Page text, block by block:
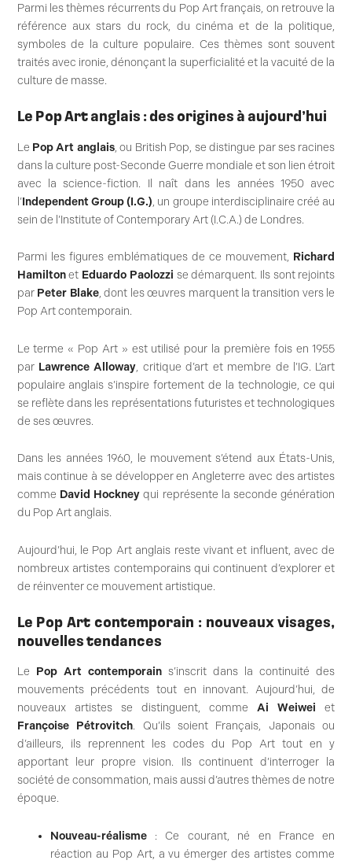
Parmi les thèmes récurrents du Pop Art français, on retrouve la
référence aux stars du rock, du cinéma et de la politique,
symboles de la culture populaire. Ces thèmes sont souvent
traités avec ironie, dénonçant la superficialité et la vacuité de la
culture de masse.
Le Pop Art anglais : des origines à aujourd’hui
Le Pop Art anglais, ou British Pop, se distingue par ses racines
dans la culture post-Seconde Guerre mondiale et son lien étroit
avec la science-fiction. Il naît dans les années 1950 avec
l’Independent Group (I.G.), un groupe interdisciplinaire créé au
sein de l’Institute of Contemporary Art (I.C.A.) de Londres.
Parmi les figures emblématiques de ce mouvement, Richard
Hamiltonet Eduardo Paolozzi se démarquent. Ils sont rejoints
par Peter Blake, dont les œuvres marquent la transition vers le
Pop Art contemporain.
Le terme « Pop Art » est utilisé pour la première fois en 1955
par Lawrence Alloway, critique d’art et membre de l’IG. L’art
populaire anglais s’inspire fortement de la technologie, ce qui
se reflète dans les représentations futuristes et technologiques
de ses œuvres.
Dans les années 1960, le mouvement s’étend aux États-Unis,
mais continue à se développer en Angleterre avec des artistes
comme David Hockney qui représente la seconde génération
du Pop Art anglais.
Aujourd’hui, le Pop Art anglais reste vivant et influent, avec de
nombreux artistes contemporains qui continuent d’explorer et
de réinventer ce mouvement artistique.
Le Pop Art contemporain : nouveaux visages,
nouvelles tendances
Le Pop Art contemporains’inscrit dans la continuité des
mouvements précédents tout en innovant. Aujourd’hui, de
nouveaux artistes se distinguent, commeAi Weiwei et
Françoise Pétrovitch. Qu’ils soient Français, Japonais ou
d’ailleurs, ils reprennent les codes du Pop Art tout en y
apportant leur propre vision. Ils continuent d’interroger la
société de consommation, mais aussi d’autres thèmes de notre
époque.
Nouveau-réalisme: Ce courant, né en France en
réaction au Pop Art, a vu émerger des artistes comme